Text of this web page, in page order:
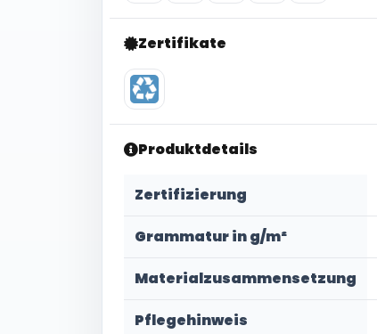
Zertifikate
Produktdetails
Zertifizierung
Grammatur in g/m²
Materialzusammensetzung
Pflegehinweis